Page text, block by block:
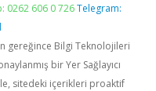
0262 606 0 726 Telegram:
gereğince Bilgi Teknolojileri
bir Yer Sağlayıcı
sitedeki içerikleri proaktif